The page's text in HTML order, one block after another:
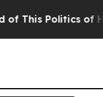
This Politics of